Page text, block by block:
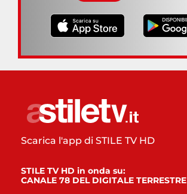
Scarica l'app di STILE TV HD
STILE TV HD in onda su:
CANALE 78 DEL DIGITALE TERRESTRE